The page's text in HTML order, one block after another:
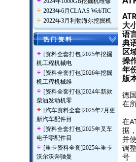
2023年6月CLAAS WebTIC
2022年3月利勃海尔挖掘机
热 门 资 料
[资料全套打包]2025年挖掘
机工程机械电
[资料全套打包]2026年挖掘
机工程机械维
[资料全套打包]2024年新款
柴油发动机零
[汽车资料全套]2025年7月更
新汽车配件目
[资料全套打包]2025年叉车
电子零配件目
[重卡资料全套]2025年重卡
沃尔沃奔驰曼
大
语
典
区
操
年
版
德
在
在
据
并
调
号